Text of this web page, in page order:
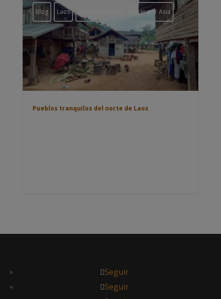
Blog Laos Viajar por Asia
Pueblos tranquilos del norte de Laos
Seguir
Seguir